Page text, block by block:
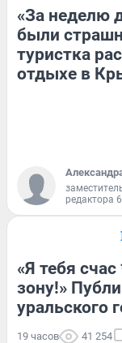
«За неделю
были
туристка
отдыхе в
редактора
«Я тебя
зону!»
уральского
19 часов 41 254